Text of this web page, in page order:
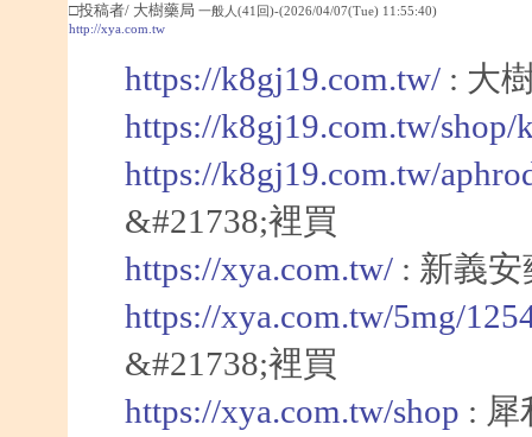
□投稿者/ 大樹藥局 一般人(41回)-(2026/04/07(Tue) 11:55:40)
http://xya.com.tw
https://k8gj19.com.tw/: 大
https://k8gj19.com.tw/shop/
https://k8gj19.com.tw/
&#21738;裡買
https://xya.com.tw/: 新義安
https://xya.com.tw/5mg/
&#21738;裡買
https://xya.com.tw/shop : 犀